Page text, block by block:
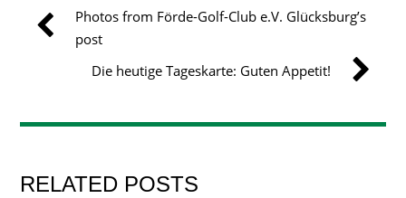
Photos from Förde-Golf-Club e.V. Glücksburg’s
post
Die heutige Tageskarte: Guten Appetit!
RELATED POSTS